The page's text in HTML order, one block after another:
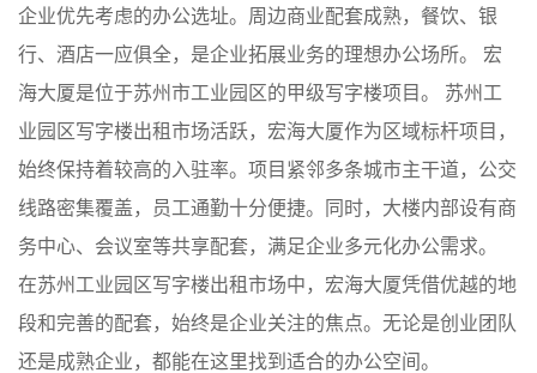
企业优先考虑的办公选址。周边商业配套成熟，餐饮、银
行、酒店一应俱全，是企业拓展业务的理想办公场所。 宏
海大厦是位于苏州市工业园区的甲级写字楼项目。 苏州工
业园区写字楼出租市场活跃，宏海大厦作为区域标杆项目，
始终保持着较高的入驻率。项目紧邻多条城市主干道，公交
线路密集覆盖，员工通勤十分便捷。同时，大楼内部设有商
务中心、会议室等共享配套，满足企业多元化办公需求。
在苏州工业园区写字楼出租市场中，宏海大厦凭借优越的地
段和完善的配套，始终是企业关注的焦点。无论是创业团队
还是成熟企业，都能在这里找到适合的办公空间。